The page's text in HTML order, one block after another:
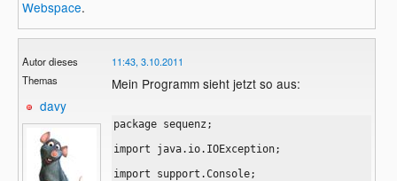
Webspace.
Autor dieses
Themas
davy
11:43, 3.10.2011
Mein Programm sieht jetzt so aus:
package sequenz;
import java.io.IOException;
import support.Console;